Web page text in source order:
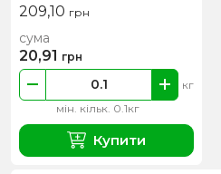
209,10 грн
мін. кільк. 0.1кг
кг
сума
20,91 грн
Купити